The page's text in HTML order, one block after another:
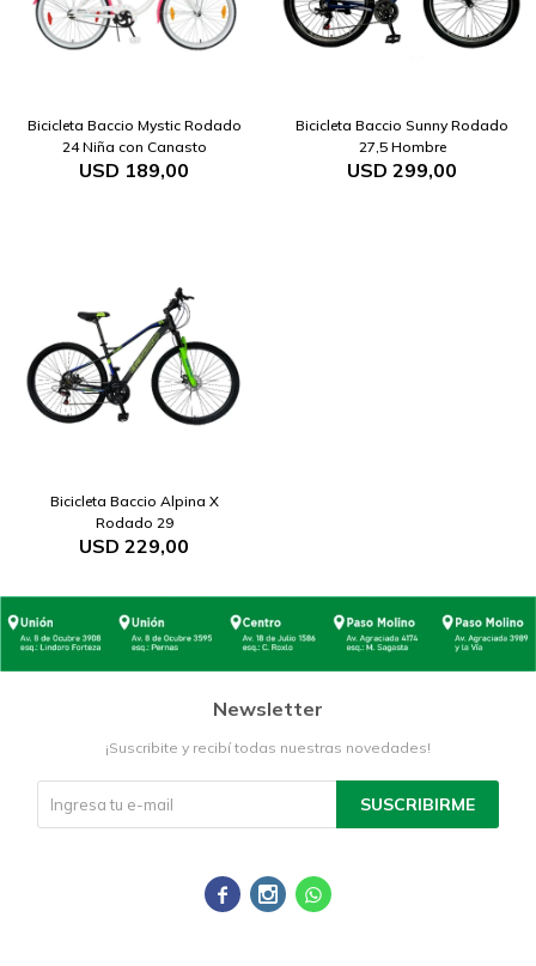
Bicicleta Baccio Mystic Rodado
24 Niña con Canasto
USD 189,00
Bicicleta Baccio Sunny Rodado
27,5 Hombre
USD 299,00
Bicicleta Baccio Alpina X
Rodado 29
USD 229,00
Newsletter
¡Suscribite y recibí todas nuestras novedades!
SUSCRIBIRME
  